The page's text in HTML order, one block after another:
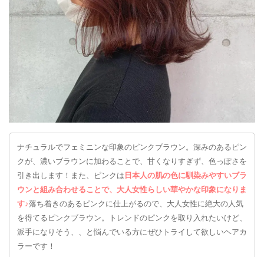
ナチュラルでフェミニンな印象のピンクブラウン。深みのあるピン
クが、濃いブラウンに加わることで、甘くなりすぎず、色っぽさを
引き出します！また、ピンクは 日本人の肌の色に馴染みやすいブラ
ウンと組み合わせることで、大人女性らしい華やかな印象になりま
す♪落ち着きのあるピンクに仕上がるので、大人女性に絶大の人気
を得てるピンクブラウン。トレンドのピンクを取り入れたいけど、
派手になりそう、、と悩んでいる方にぜひトライして欲しいヘアカ
ラーです！